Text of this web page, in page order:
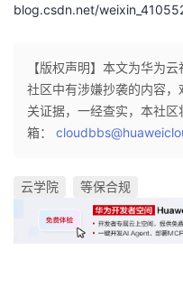
blog.csdn.net/
【版权声明】本文为华为
社区中有涉嫌抄袭的内容
关证据，一经查实，本社
箱：
云学院 等保合规